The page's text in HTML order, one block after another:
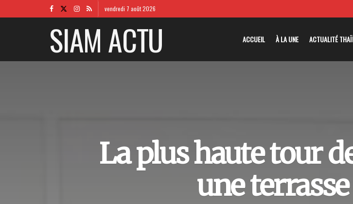
vendredi 7 août 2026
SIAM ACTU ACCUEIL À LA UNE ACTUALITÉ
La plus haute tour
une